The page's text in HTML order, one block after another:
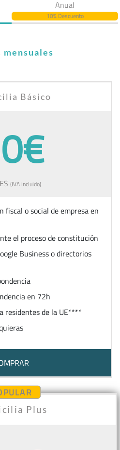
Anual
10% Descuento
mensuales
Básico
(IVA incluido)
fiscal o social de empresa en
el proceso de constitución
Business o directorios
en 72h
residentes de la UE****
Plus